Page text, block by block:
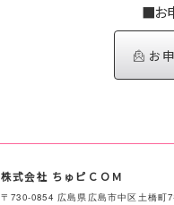
■お
お
株式会社 ちゅピＣＯＭ
〒730-0854 広島県広島市中区土橋町